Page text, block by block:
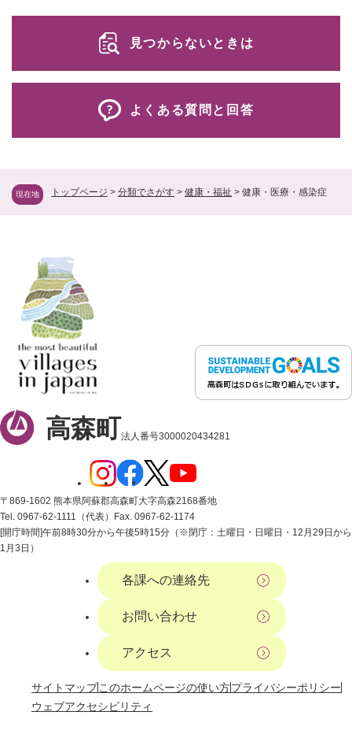
現在地 トップページ > 分類でさがす > 健康・福祉 > 健康・医療・感染症
見つからないときは
よくある質問と回答
高森町法人番号3000020434281
〒869-1602 熊本県阿蘇郡高森町大字高森2168番地
Tel. 0967-62-1111（代表）
Fax. 0967-62-1174
[開庁時間]午前8時30分から午後5時15分（※閉庁：土曜日・日曜日・12月29日から
1月3日）
各課への連絡先
お問い合わせ
アクセス
サイトマップこのホームページの使い方プライバシーポリシー
ウェブアクセシビリティ